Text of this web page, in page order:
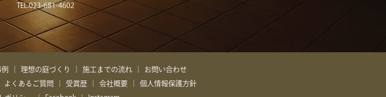
TEL.023-681-4602
理想の庭づくり 施工までの流れ
お問い合わせ
よくあるご質問 受賞歴 会社概要
個人情報保護方針